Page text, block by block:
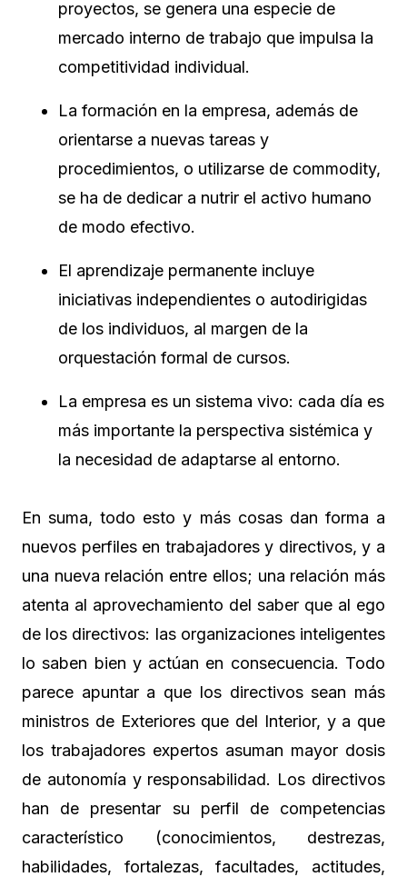
proyectos, se genera una especie de
mercado interno de trabajo que impulsa la
competitividad individual.
La formación en la empresa, además de
orientarse a nuevas tareas y
procedimientos, o utilizarse de commodity,
se ha de dedicar a nutrir el activo humano
de modo efectivo.
El aprendizaje permanente incluye
iniciativas independientes o autodirigidas
de los individuos, al margen de la
orquestación formal de cursos.
La empresa es un sistema vivo: cada día es
más importante la perspectiva sistémica y
la necesidad de adaptarse al entorno.
En suma, todo esto y más cosas dan forma a
nuevos perfiles en trabajadores y directivos, y a
una nueva relación entre ellos; una relación más
atenta al aprovechamiento del saber que al ego
de los directivos: las organizaciones inteligentes
lo saben bien y actúan en consecuencia. Todo
parece apuntar a que los directivos sean más
ministros de Exteriores que del Interior, y a que
los trabajadores expertos asuman mayor dosis
de autonomía y responsabilidad. Los directivos
han de presentar su perfil de competencias
característico (conocimientos, destrezas,
habilidades, fortalezas, facultades, actitudes,